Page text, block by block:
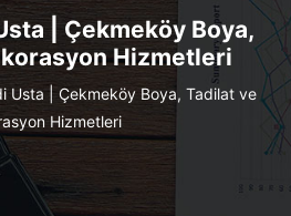
| Çekmeköy Boya,
Hizmetleri
Usta | Çekmeköy Boya, Tadilat ve
Hizmetleri